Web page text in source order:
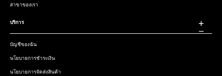
สาขาของเรา
บริการ
บัญชีของฉัน
นโยบายการชำระเงิน
นโยบายการจัดส่งสินค้า